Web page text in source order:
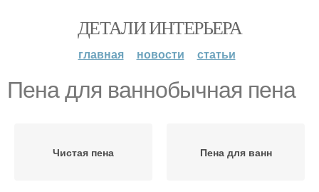
ДЕТАЛИ ИНТЕРЬЕРА
главная новости статьи
Пена для ваннобычная пена
Чистая пена Пена для ванн